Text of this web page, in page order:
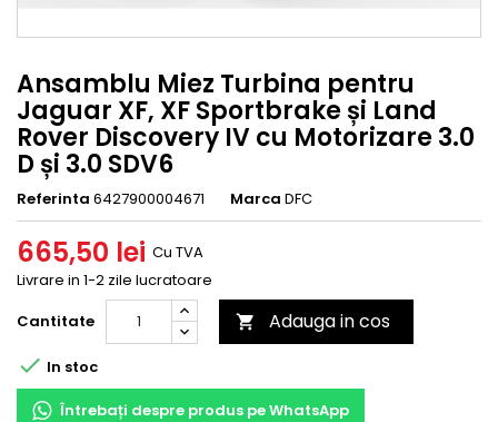
Ansamblu Miez Turbina pentru
Jaguar XF, XF Sportbrake și Land
Rover Discovery IV cu Motorizare 3.0
D și 3.0 SDV6
Referinta 6427900004671 Marca DFC
665,50 lei Cu TVA
Livrare in 1-2 zile lucratoare
Cantitate
 Adauga in cos
 In stoc
Întrebați despre produs pe WhatsApp